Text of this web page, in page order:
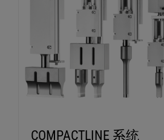
COMPACTLINE 系统